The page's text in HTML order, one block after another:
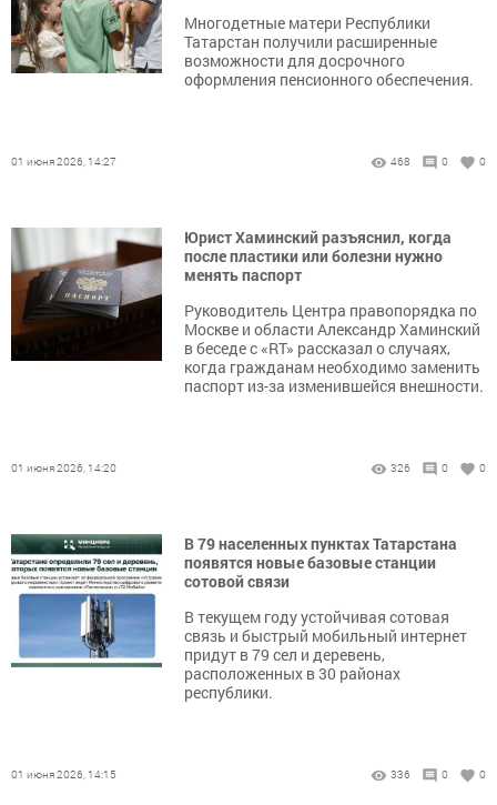
Многодетные матери Республики
Татарстан получили расширенные
возможности для досрочного
оформления пенсионного обеспечения.
01 июня 2026, 14:27 468 0 0
Юрист Хаминский разъяснил, когда
после пластики или болезни нужно
менять паспорт
Руководитель Центра правопорядка по
Москве и области Александр Хаминский
в беседе с «RT» рассказал о случаях,
когда гражданам необходимо заменить
паспорт из-за изменившейся внешности.
01 июня 2026, 14:20 326 0 0
В 79 населенных пунктах Татарстана
появятся новые базовые станции
сотовой связи
В текущем году устойчивая сотовая
связь и быстрый мобильный интернет
придут в 79 сел и деревень,
расположенных в 30 районах
республики.
01 июня 2026, 14:15 336 0 0